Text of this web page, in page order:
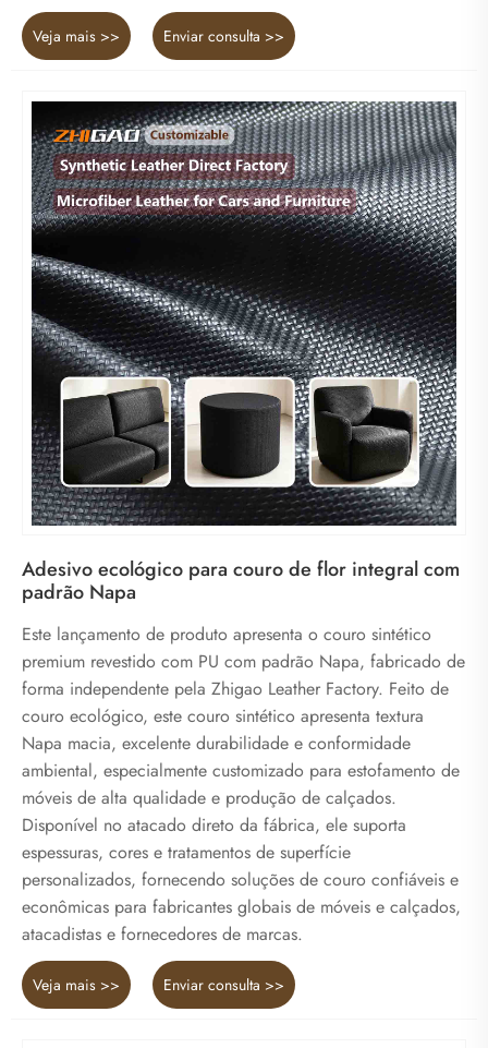
Veja mais >> Enviar consulta >>
Adesivo ecológico para couro de flor integral com
padrão Napa
Este lançamento de produto apresenta o couro sintético
premium revestido com PU com padrão Napa, fabricado de
forma independente pela Zhigao Leather Factory. Feito de
couro ecológico, este couro sintético apresenta textura
Napa macia, excelente durabilidade e conformidade
ambiental, especialmente customizado para estofamento de
móveis de alta qualidade e produção de calçados.
Disponível no atacado direto da fábrica, ele suporta
espessuras, cores e tratamentos de superfície
personalizados, fornecendo soluções de couro confiáveis ​​e
econômicas para fabricantes globais de móveis e calçados,
atacadistas e fornecedores de marcas.
Veja mais >> Enviar consulta >>